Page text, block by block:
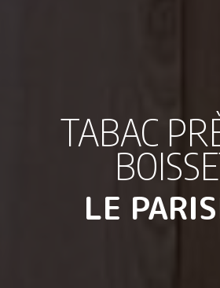
TABAC
LE